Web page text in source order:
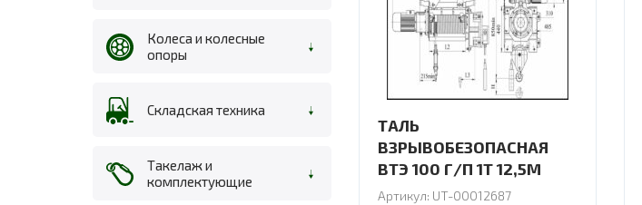
ТАЛЬ
ВЗРЫВОБЕЗОПАСНАЯ
ВТЭ 100 Г/П 1Т 12,5М
Артикул: UT-00012687
Колеса и колесные
опоры
Складская техника
Такелаж и
комплектующие